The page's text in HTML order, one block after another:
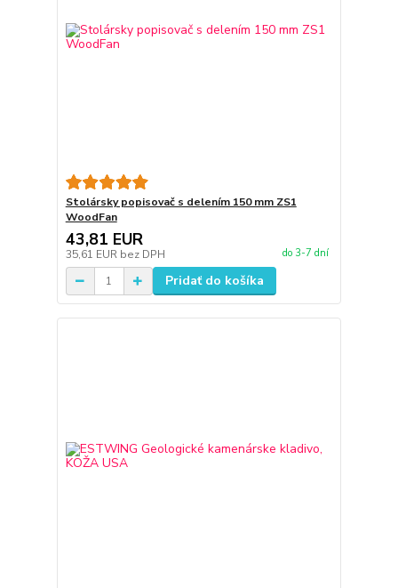
Stolársky popisovač s delením 150 mm ZS1
WoodFan
43,81 EUR
35,61 EUR bez DPH do 3-7 dní
Pridať do košíka